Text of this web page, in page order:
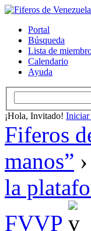
Portal
Búsqueda
Lista de
Calendario
Ayuda
¡Hola, Invitado! Iniciar
Fiferos
manos” ›
la
FVVP